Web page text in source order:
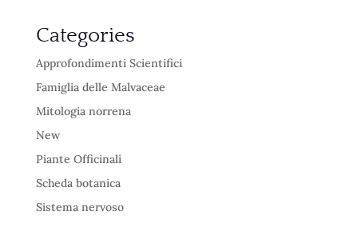
Categories
Approfondimenti Scientifici
Famiglia delle Malvaceae
Mitologia norrena
New
Piante Officinali
Scheda botanica
Sistema nervoso